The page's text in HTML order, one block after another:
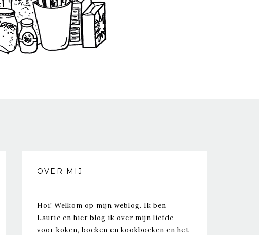
OVER MIJ
Hoi! Welkom op mijn weblog. Ik ben
Laurie en hier blog ik over mijn liefde
voor koken, boeken en kookboeken en het